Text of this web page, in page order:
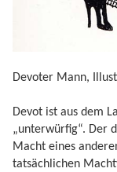
Devoter Mann,
Devot ist aus dem
„unterwürfig“. Der
Macht eines
tatsächlichen